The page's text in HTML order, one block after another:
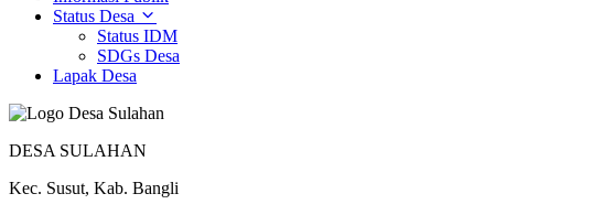
Status Desa
Status IDM
SDGs Desa
Lapak Desa
DESA SULAHAN
Kec. Susut, Kab. Bangli